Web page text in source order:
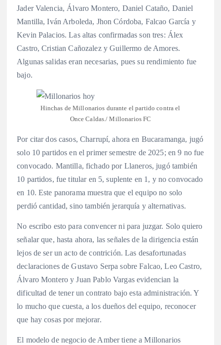
Jader Valencia, Álvaro Montero, Daniel Cataño, Daniel
Mantilla, Iván Arboleda, Jhon Córdoba, Falcao García y
Kevin Palacios. Las altas confirmadas son tres: Álex
Castro, Cristian Cañozalez y Guillermo de Amores.
Algunas salidas eran necesarias, pues su rendimiento fue
bajo.
Hinchas de Millonarios durante el partido contra el
Once Caldas./ Millonarios FC
Por citar dos casos, Charrupí, ahora en Bucaramanga, jugó
solo 10 partidos en el primer semestre de 2025; en 9 no fue
convocado. Mantilla, fichado por Llaneros, jugó también
10 partidos, fue titular en 5, suplente en 1, y no convocado
en 10. Este panorama muestra que el equipo no solo
perdió cantidad, sino también jerarquía y alternativas.
No escribo esto para convencer ni para juzgar. Solo quiero
señalar que, hasta ahora, las señales de la dirigencia están
lejos de ser un acto de contrición. Las desafortunadas
declaraciones de Gustavo Serpa sobre Falcao, Leo Castro,
Álvaro Montero y Juan Pablo Vargas evidencian la
dificultad de tener un contrato bajo esta administración. Y
lo mucho que cuesta, a los dueños del equipo, reconocer
que hay cosas por mejorar.
El modelo de negocio de Amber tiene a Millonarios